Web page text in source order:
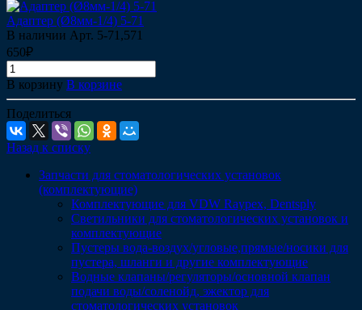
Адаптер (Ø8мм-1/4) 5-71
В наличии Арт. 5-71,571
650₽
В корзину В корзине
Поделиться
Назад к списку
Запчасти для стоматологических установок
(комплектующие)
Комплектующие для VDW Raypex, Dentsply
Светильники для стоматологических установок и
комплектующие
Пустеры вода-воздух/угловые,прямые/носики для
пустера, шланги и другие комплектующие
Водные клапаны/регуляторы/основной клапан
подачи воды/соленойд, эжектор для
стоматологических установок